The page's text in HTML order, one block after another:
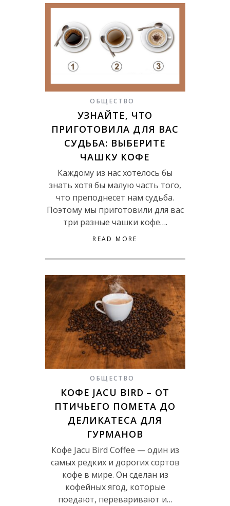
ОБЩЕСТВО
УЗНАЙТЕ, ЧТО
ПРИГОТОВИЛА ДЛЯ ВАС
СУДЬБА: ВЫБЕРИТЕ
ЧАШКУ КОФЕ
Каждому из нас хотелось бы
знать хотя бы малую часть того,
что преподнесет нам судьба.
Поэтому мы приготовили для вас
три разные чашки кофе….
READ MORE
ОБЩЕСТВО
КОФЕ JACU BIRD – ОТ
ПТИЧЬЕГО ПОМЕТА ДО
ДЕЛИКАТЕСА ДЛЯ
ГУРМАНОВ
Кофе Jacu Bird Coffee — один из
самых редких и дорогих сортов
кофе в мире. Он сделан из
кофейных ягод, которые
поедают, переваривают и…